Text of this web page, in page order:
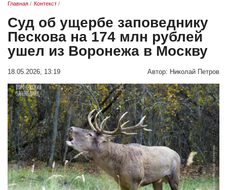
Главная / Контекст /
Суд об ущербе заповеднику
Пескова на 174 млн рублей
ушел из Воронежа в Москву
18.05.2026, 13:19 Автор: Николай Петров